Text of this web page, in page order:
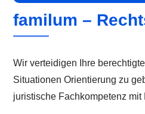
familum –
Wir verteidigen Ihre
Situationen Orientierung zu
juristische Fachkompetenz